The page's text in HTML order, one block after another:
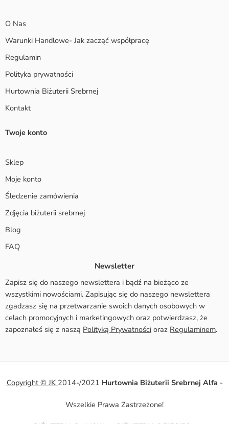
O Nas
Warunki Handlowe- Jak zacząć współpracę
Regulamin
Polityka prywatności
Hurtownia Biżuterii Srebrnej
Kontakt
Twoje konto
Sklep
Moje konto
Śledzenie zamówienia
Zdjęcia biżuterii srebrnej
Blog
FAQ
Newsletter
Zapisz się do naszego newslettera i bądź na bieżąco ze
wszystkimi nowościami. Zapisując się do naszego newslettera
zgadzasz się na przetwarzanie swoich danych osobowych w
celach promocyjnych i marketingowych oraz potwierdzasz, że
zapoznałeś się z naszą Polityką Prywatności oraz Regulaminem.
Copyright © JK 2014-/2021 Hurtownia Biżuterii Srebrnej Alfa -
Wszelkie Prawa Zastrzeżone!